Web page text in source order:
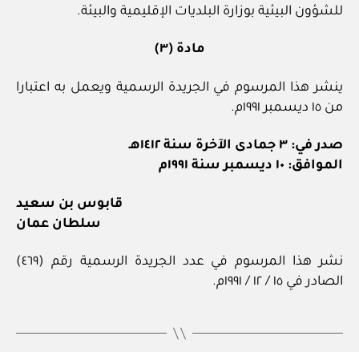
للشؤون البيئية بوزارة البلديات الإقليمية والبيئة.
مادة (٣)
ينشر هذا المرسوم في الجريدة الرسمية ويعمل به اعتبارا
من ١٥ ديسمبر ١٩٩١م.
صدر في: ٣ جمادى الآخرة سنة ١٤١٢هـ
الموافق: ١٠ ديسمبر سنة ١٩٩١م
قابوس بن سعيد
سلطان عمان
نشر هذا المرسوم في عدد الجريدة الرسمية رقم (٤٦٩)
الصادر في ١٥ / ١٢ / ١٩٩١م.